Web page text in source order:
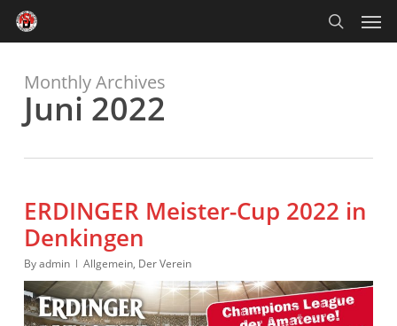
main
content search
Monthly Archives
Juni 2022
ERDINGER Meister-Cup 2022 in
Denkingen
Byadmin Allgemein, Der Verein